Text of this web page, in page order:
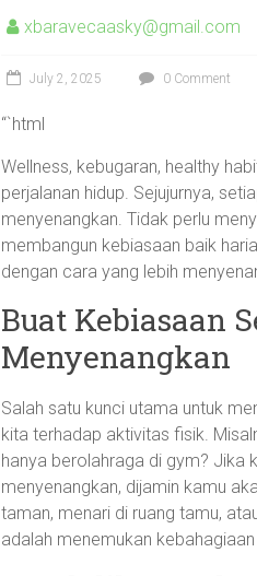
xbaravecaasky@gmail.com
July 2, 2025 0 Comment
“`html
Wellness, kebugaran, healthy
perjalanan hidup. Sejujurnya,
menyenangkan. Tidak perlu
membangun kebiasaan baik
dengan cara yang lebih
Buat Kebiasaan
Menyenangkan
Salah satu kunci utama untuk
kita terhadap aktivitas fisik.
hanya berolahraga di gym? Jika
menyenangkan, dijamin kamu
taman, menari di ruang tamu,
adalah menemukan